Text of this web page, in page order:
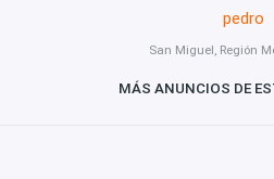
pedro
San Miguel, Región
MÁS ANUNCIOS DE